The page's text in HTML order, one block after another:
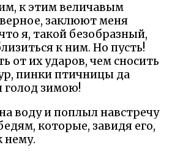
к этим величавым
заклюют меня
я, такой безобразный,
к ним. Но пусть!
от их ударов, чем сносить
пинки птичницы да
голод зимою!
воду и поплыл навстречу
которые, завидя его,
нему.